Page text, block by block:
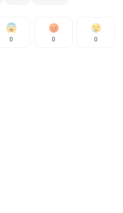
0 0 0